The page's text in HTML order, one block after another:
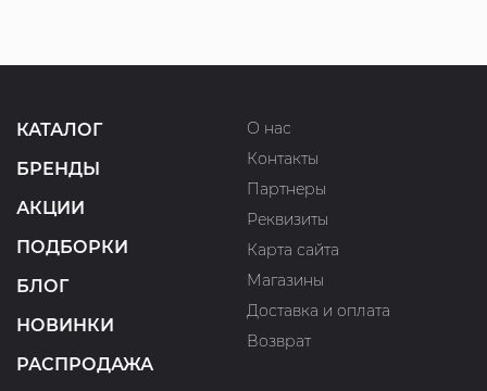
КАТАЛОГ
БРЕНДЫ
АКЦИИ
ПОДБОРКИ
БЛОГ
НОВИНКИ
РАСПРОДАЖА
О нас
Контакты
Партнеры
Реквизиты
Карта сайта
Магазины
Доставка и оплата
Возврат